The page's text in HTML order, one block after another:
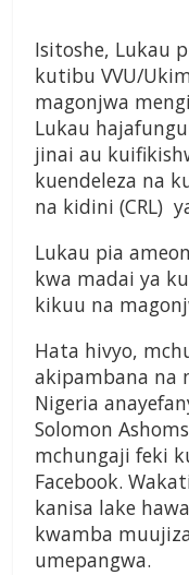
Isitoshe, Lukau
kutibu VVU/
magonjwa
Lukau
jinai au
kuendeleza na
na kidini (CRL)
Lukau pia
kwa madai ya
kikuu na
Hata hivyo,
akipambana na
Nigeria
Solomon
mchungaji feki
Facebook.
kanisa lake
kwamba
umepangwa.